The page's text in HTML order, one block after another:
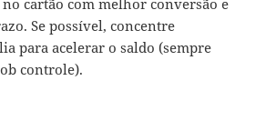
Se possível, concentre
para acelerar o saldo (sempre
controle).